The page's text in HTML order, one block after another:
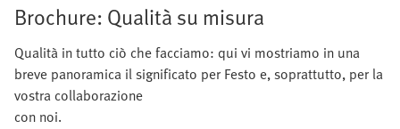
Brochure: Qualità su misura
Qualità in tutto ciò che facciamo: qui vi mostriamo in una
breve panoramica il significato per Festo e, soprattutto, per la
vostra collaborazione
con noi.